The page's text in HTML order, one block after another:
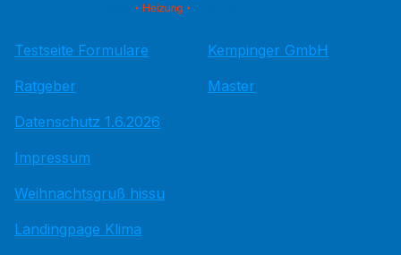
Testseite Formulare
Ratgeber
Datenschutz 1.6.2026
Impressum
Weihnachtsgruß hissu
Landingpage Klima
Kempinger GmbH
Master